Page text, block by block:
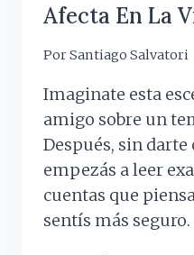
Afecta En La
PorSantiago Salvatori
18 marzo, 2026
Imaginate esta
amigo sobre un
Después, sin darte
empezás a leer
cuentas que
sentís más